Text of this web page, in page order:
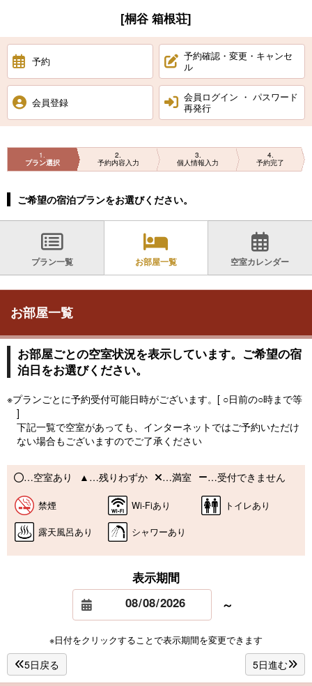
[桐谷 箱根荘]
予約
予約確認・変更・キャンセ
ル
会員登録
会員ログイン ・ パスワード
再発行
1
プラン選択
2
予約内容入力
3
個人情報入力
4
予約完了
ご希望の宿泊プランをお選びください。
プラン一覧 お部屋一覧 空室カレンダー
お部屋一覧
お部屋ごとの空室状況を表示しています。ご希望の宿
泊日をお選びください。
※プランごとに予約受付可能日時がございます。[ ○日前の○時まで等
]
下記一覧で空室があっても、インターネットではご予約いただけ
ない場合もございますのでご了承ください
…空室あり …残りわずか …満室 …受付できません
禁煙 Wi-Fiあり トイレあり
露天風呂あり シャワーあり
表示期間
～
※日付をクリックすることで表示期間を変更できます
5日戻る 5日進む